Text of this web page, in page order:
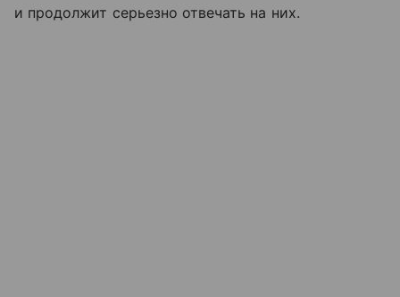
и продолжит серьезно отвечать на них.